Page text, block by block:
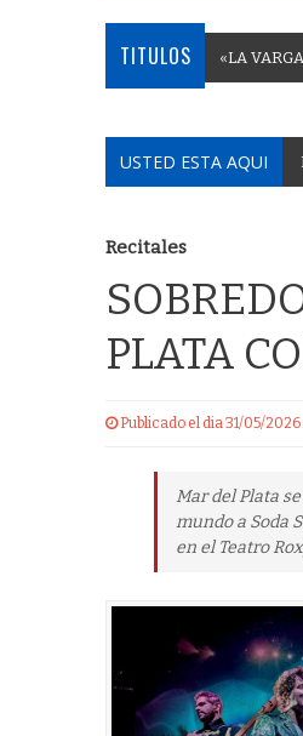
TITULOS «LA VARGA
USTED ESTA AQUI
Recitales
PLATA
Publicado el dia 31/05/
Mar del Plata
mundo a Soda
en el Teatro